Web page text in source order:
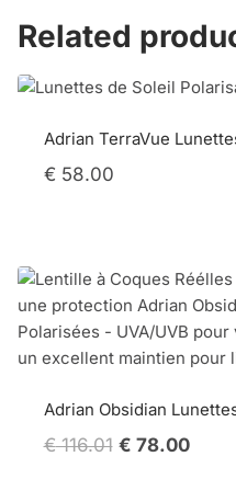
Related
Adrian TerraVue
€ 58.00
Adrian Obsidian
€116.01 Original
€ 78.00